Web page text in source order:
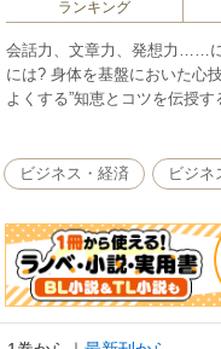
ランキング
会話力、文章力、発想力……
には? 身体を基盤においた心
よくする”知恵とコツを伝授す
ビジネス・経済 ビジネ